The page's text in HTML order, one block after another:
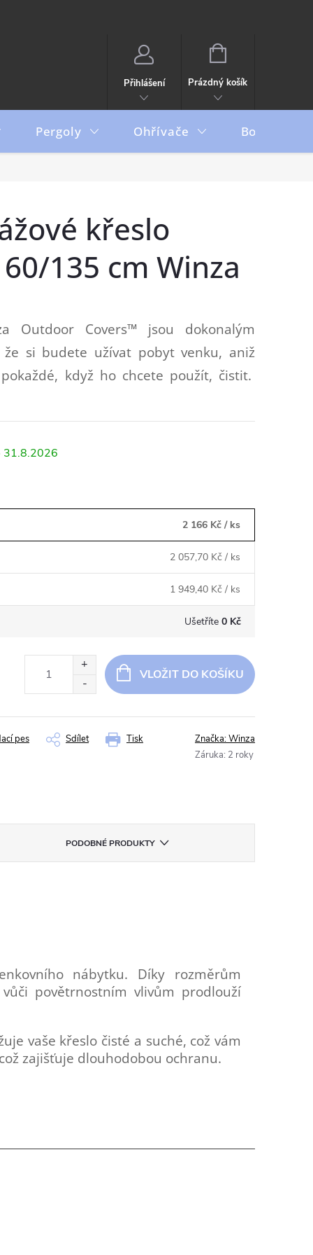
Přihlášení
NÁKUPNÍ
Prázdný košík
Pergoly Ohřívače Boxy
křeslo
135 cm Winza
Outdoor Covers™ jsou dokonalým
si budete užívat pobyt venku, aniž
když ho chcete použít, čistit.
31.8.2026
2 166 Kč / ks
2 057,70 Kč / ks
1 949,40 Kč / ks
Ušetříte 0 Kč
VLOŽIT DO KOŠÍKU
Tisk
pes Sdílet Značka:Winza
Záruka: 2 roky
PODOBNÉ PRODUKTY
nábytku. Díky rozměrům
povětrnostním vlivům prodlouží
vaše křeslo čisté a suché, což vám
zajišťuje dlouhodobou ochranu.